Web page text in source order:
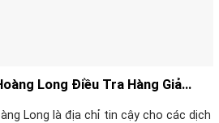
Long Điều Tra Hàng Giả
Long là địa chỉ tin cậy cho các dịch